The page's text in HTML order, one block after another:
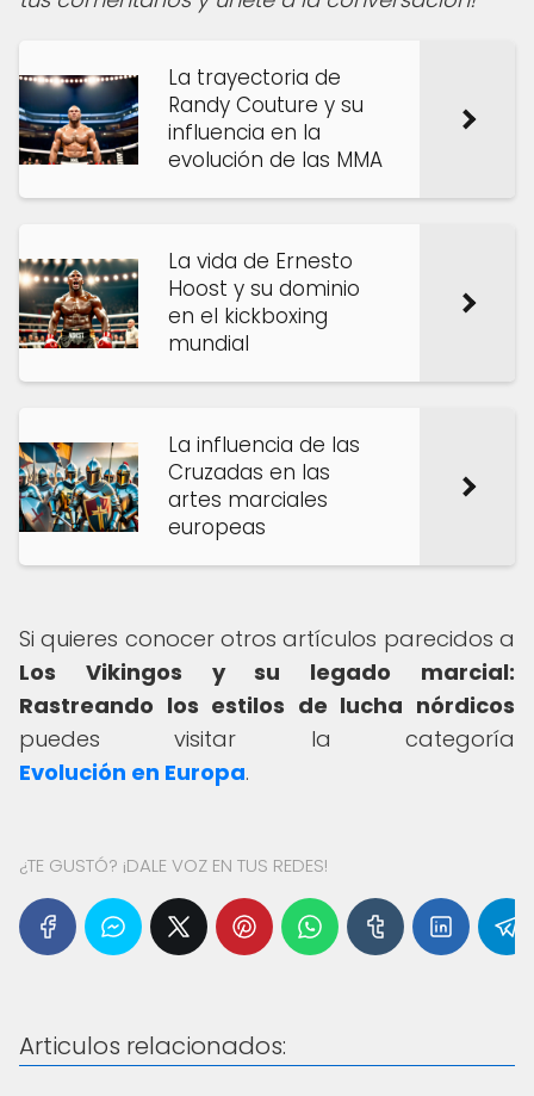
La trayectoria de
Randy Couture y su
influencia en la
evolución de las MMA
La vida de Ernesto
Hoost y su dominio
en el kickboxing
mundial
La influencia de las
Cruzadas en las
artes marciales
europeas
Si quieres conocer otros artículos parecidos a
Los Vikingos y su legado marcial:
Rastreando los estilos de lucha nórdicos
puedes visitar la categoría
Evolución en Europa.
¿TE GUSTÓ? ¡DALE VOZ EN TUS REDES!
Articulos relacionados: